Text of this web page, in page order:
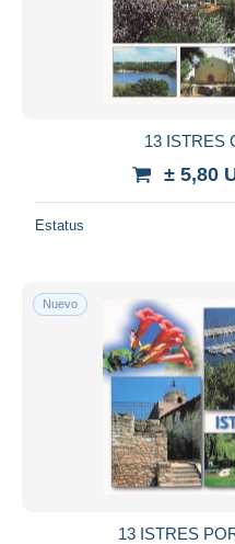
13 ISTRES
± 5,80
Estatus
Nuevo
13 ISTRES